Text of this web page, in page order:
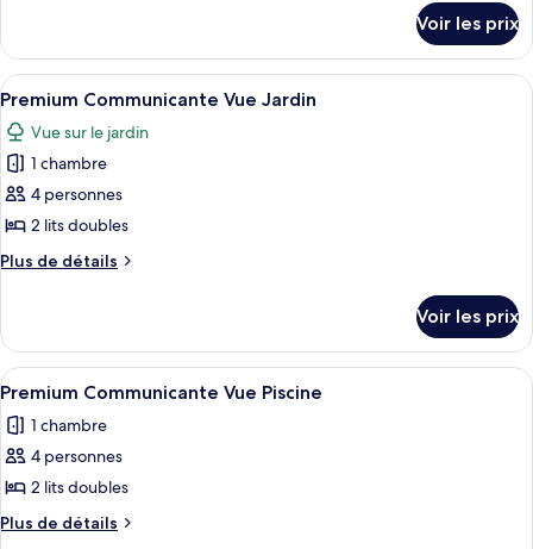
Premium
Superieure
Vue
Jardin
le
type
de
chambre
Premium
Superieure
Vue
Jardin
Voir les prix
Afficher
toutes
les
photos
pour
ce
type
de
Premium
Communicante
Vue
Jardin
Une chambre d’hôtel moderne
5
Premium Communicante Vue Jardin
Vue sur le jardin
1 chambre
4 personnes
2 lits doubles
Plus de détails
Plus
le
type
de
Premium
Communicante
Jardin
Voir les prix
Afficher
toutes
les
photos
pour
ce
Une chambre d’hôtel moderne
5
Premium Communicante Vue Piscine
1 chambre
4 personnes
2 lits doubles
Plus de détails
Plus